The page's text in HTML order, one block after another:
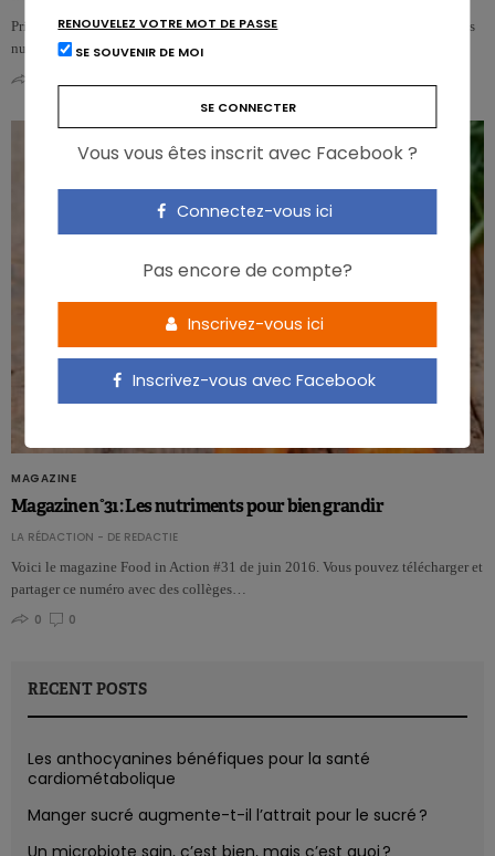
Principal carburant de l’organisme, les glucides ne sont en réalité pas les seuls
nutriments à officier dans le maintien…
MAGAZINE
Magazine n°31: Les nutriments pour bien grandir
LA RÉDACTION - DE REDACTIE
Voici le magazine Food in Action #31 de juin 2016. Vous pouvez télécharger et
partager ce numéro avec des collèges…
0
0
RECENT POSTS
Les anthocyanines bénéfiques pour la santé
cardiométabolique
Manger sucré augmente-t-il l’attrait pour le sucré ?
Un microbiote sain, c’est bien, mais c’est quoi ?
RENOUVELEZ VOTRE MOT DE PASSE
SE SOUVENIR DE MOI
Vous vous êtes inscrit avec Facebook ?
Connectez-vous ici
Pas encore de compte?
Inscrivez-vous ici
Inscrivez-vous avec Facebook